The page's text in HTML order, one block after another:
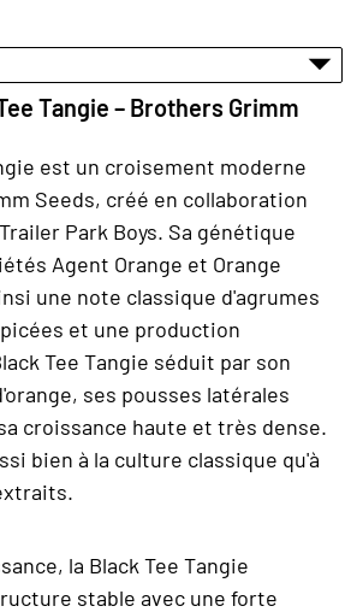
Tangie – Brothers Grimm
est un croisement moderne
Seeds, créé en collaboration
Park Boys. Sa génétique
Agent Orange et Orange
une note classique d'agrumes
et une production
Tee Tangie séduit par son
ses pousses latérales
croissance haute et très dense.
bien à la culture classique qu'à
la Black Tee Tangie
stable avec une forte